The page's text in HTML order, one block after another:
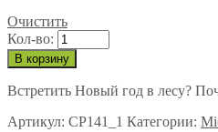
Очистить
Кол-во:
В корзину
Встретить Новый год в лесу?
Артикул: CP141_1 Категории: